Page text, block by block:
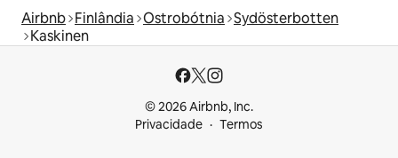
Airbnb Finlândia Ostrobótnia Sydösterbotten
Kaskinen
© 2026 Airbnb, Inc.
Privacidade
Termos